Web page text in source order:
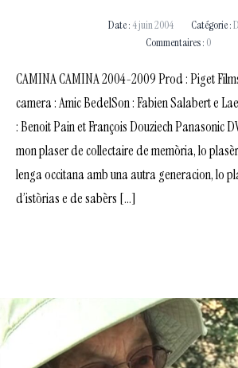
Date :4 juin 2004 Catégorie :
Commentaires : 0
CAMINA CAMINA 2004-2009 Prod : Piget
camera : Amic BedelSon : Fabien Salabert e
: Benoit Pain et François Douziech Panasonic
mon plaser de collectaire de memòria, lo
lenga occitana amb una autra generacion, lo
d’istòrias e de sabèrs […]